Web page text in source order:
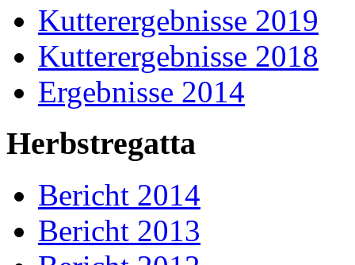
Kutterergebnisse 2019
Kutterergebnisse 2018
Ergebnisse 2014
Herbstregatta
Bericht 2014
Bericht 2013